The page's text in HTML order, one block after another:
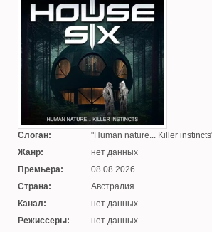
Слоган:
Human nature... Killer instincts
Жанр:
нет данных
Премьера:
08.08.2026
Страна:
Австралия
Канал:
нет данных
Режиссеры:
нет данных